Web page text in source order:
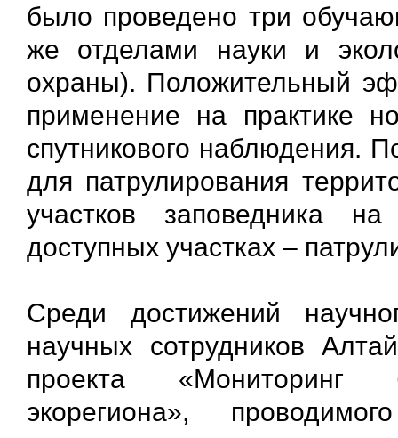
было проведено три
же отделами науки и
охраны). Положительный
применение на практике
спутникового наблюдения.
для патрулирования
участков заповедника
доступных участках –
Среди достижений
научных сотрудников
проекта «Мониторинг
экорегиона»,